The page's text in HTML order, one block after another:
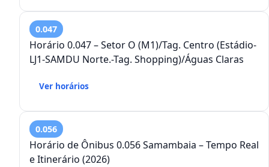
0.047
Horário 0.047 – Setor O (M1)/Tag. Centro (Estádio-
LJ1-SAMDU Norte.-Tag. Shopping)/Águas Claras
Ver horários
0.056
Horário de Ônibus 0.056 Samambaia – Tempo Real
e Itinerário (2026)